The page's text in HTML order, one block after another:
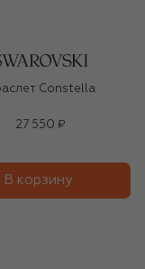
Constella
27 550 ₽
В корзину